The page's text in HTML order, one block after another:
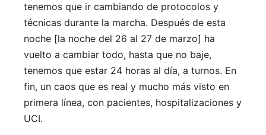
tenemos que ir cambiando de protocolos y
técnicas durante la marcha. Después de esta
noche [la noche del 26 al 27 de marzo] ha
vuelto a cambiar todo, hasta que no baje,
tenemos que estar 24 horas al día, a turnos. En
fin, un caos que es real y mucho más visto en
primera línea, con pacientes, hospitalizaciones y
UCI.